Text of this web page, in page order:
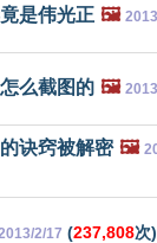
是伟光正 🖼️
么截图的 🖼️
诀窍被解密 🖼️
2/17 (237,808次)